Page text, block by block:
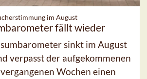
im August
fällt wieder
sinkt im August
verpasst der aufgekommenen
Wochen einen